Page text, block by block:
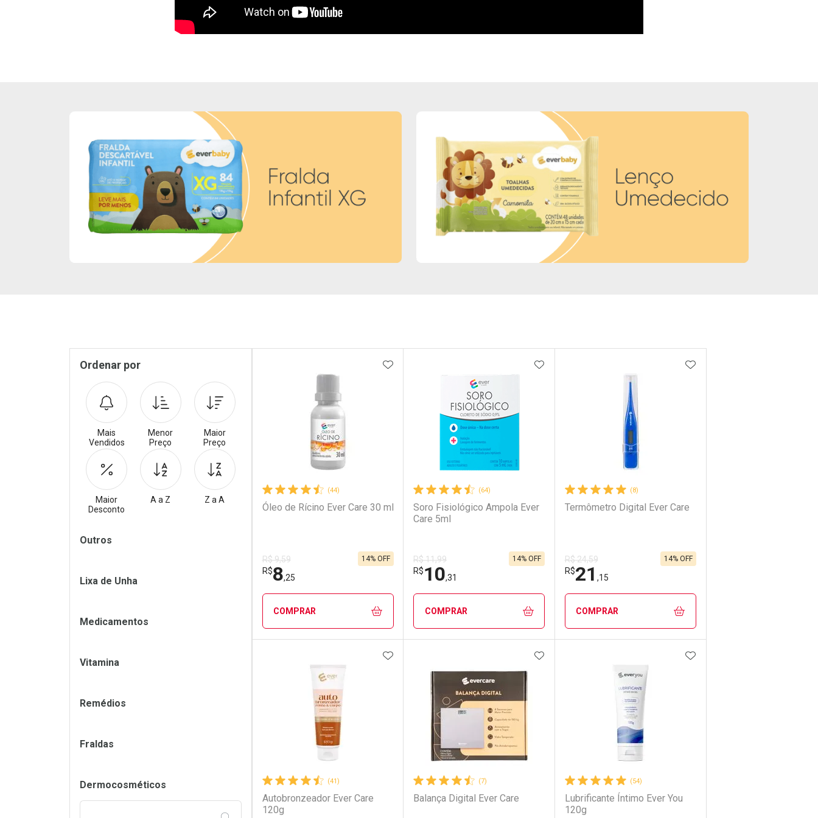
(44)
Óleo de Rícino Ever Care 30 ml
R$ 9,59
R$8,25
14% OFF
ADICIONAR AOS FAVORITOS
COMPRAR
FECHAR
Laboratório
FECHAR
Por Menos
(64)
Soro Fisiológico Ampola Ever
Care 5ml
R$ 11,99
R$10,31
14% OFF
ADICIONAR AOS FAVORITOS
COMPRAR
FECHAR
Laboratório
FECHAR
Por Menos
(8)
Termômetro Digital Ever Care
R$ 24,59
R$21 ,15
14% OFF
ADICIONAR AOS
COMPRAR
FECHAR
Laboratório
FECHAR
Por Menos
(41)
Autobronzeador Ever Care
120g
ADICIONAR AOS FAVORITOS
(7)
Balança Digital Ever Care
ADICIONAR AOS FAVORITOS
(54)
Lubrificante Íntimo Ever You
120g
ADICIONAR AOS
Sidebar
Ordenar por
Mais
Vendidos
Menor
Preço
Maior
Preço
Maior
Desconto
A a Z Z a A
Filtros
Outros
Lixa de Unha
Medicamentos
Vitamina
Remédios
Fraldas
Dermocosméticos